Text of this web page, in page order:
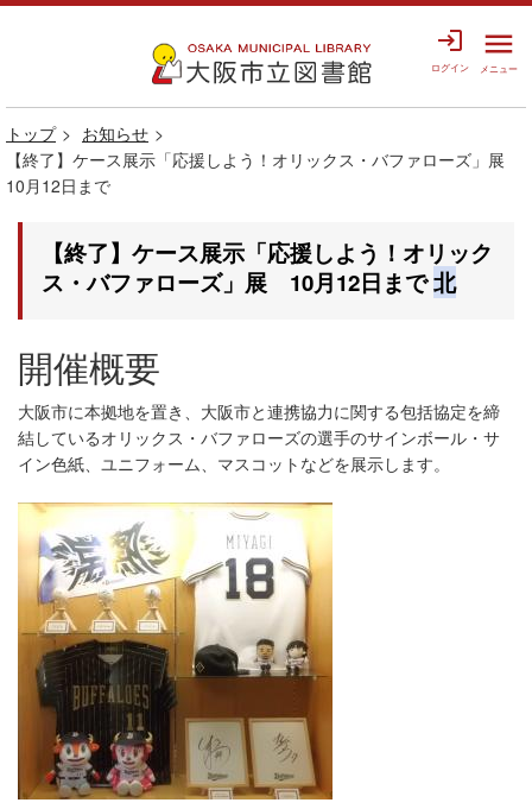
login
ログイン
menu
メニュー
トップ
お知らせ
【終了】ケース展示「応援しよう！オリックス・バファローズ」展
10月12日まで
【終了】ケース展示「応援しよう！オリック
ス・バファローズ」展 10月12日まで北
開催概要
大阪市に本拠地を置き、大阪市と連携協力に関する包括協定を締
結しているオリックス・バファローズの選手のサインボール・サ
イン色紙、ユニフォーム、マスコットなどを展示します。